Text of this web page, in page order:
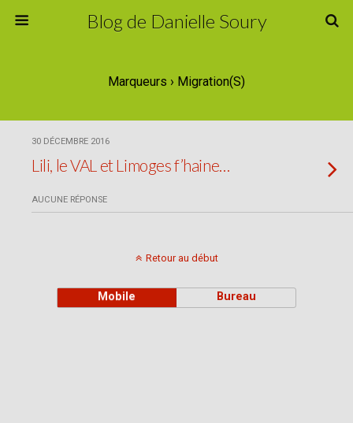
Blog de Danielle Soury
Marqueurs › Migration(s)
30 DÉCEMBRE 2016
Lili, le VAL et Limoges f’haine…
AUCUNE RÉPONSE
Retour au début
Mobile Bureau